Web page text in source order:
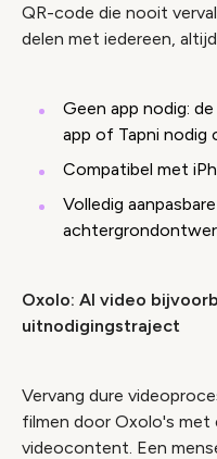
QR-code die nooit
delen met iedereen,
Geen app nodig:
app of Tapni nodig
Compatibel met
Volledig
Oxolo: AI video
uitnodigingstraject
Vervang dure
filmen door Oxolo's met
videocontent. Een